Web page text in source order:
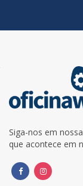
Siga-nos em
que acontece em